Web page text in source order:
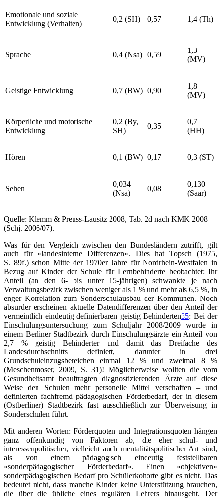
Emotionale und soziale
Entwicklung (Verhalten)
0,2 (SH) 0,57 1,4 (Th)
Sprache 0,4 (Nsa) 0,59
1,3
(MV)
Geistige Entwicklung 0,7 (BW) 0,90
1,8
(MV)
Körperliche und motorische
Entwicklung
0,2 (By,
SH)
0,35
0,7
(HH)
Hören 0,1 (BW) 0,17 0,3 (ST)
Sehen
0,034
(Nsa)
0,08
0,130
(Saar)
Quelle: Klemm & Preuss-Lausitz 2008, Tab. 2d nach KMK 2008
(Schj. 2006/07).
Was für den Vergleich zwischen den Bundesländern zutrifft, gilt
auch für »landesinterne Differenzen«. Dies hat Topsch (1975,
S. 89f.) schon Mitte der 1970er Jahre für Nordrhein-Westfalen in
Bezug auf Kinder der Schule für Lernbehinderte beobachtet: Ihr
Anteil (an den 6- bis unter 15-jährigen) schwankte je nach
Verwaltungsbezirk zwischen weniger als 1 % und mehr als 6,5 %, in
enger Korrelation zum Sonderschulausbau der Kommunen. Noch
absurder erscheinen aktuelle Datendifferenzen über den Anteil der
vermeintlich eindeutig definierbaren geistig Behinderten35: Bei der
Einschulungsuntersuchung zum Schuljahr 2008/2009 wurde in
einem Berliner Stadtbezirk durch Einschulungsärzte ein Anteil von
2,7 % geistig Behinderter und damit das Dreifache des
Landesdurchschnitts definiert, darunter in drei
Grundschuleinzugsbereichen einmal 12 % und zweimal 8 %
(Meschenmoser, 2009, S. 31)! Möglicherweise wollten die vom
Gesundheitsamt beauftragten diagnostizierenden Ärzte auf diese
Weise den Schulen mehr personelle Mittel verschaffen – und
definierten fachfremd pädagogischen Förderbedarf, der in diesem
(Ostberliner) Stadtbezirk fast ausschließlich zur Überweisung in
Sonderschulen führt.
Mit anderen Worten: Förderquoten und Integrationsquoten hängen
ganz offenkundig von Faktoren ab, die eher schul- und
interessenpolitischer, vielleicht auch mentalitätspolitischer Art sind,
als von einem pädagogisch eindeutig feststellbaren
»sonderpädagogischen Förderbedarf«. Einen »objektiven«
sonderpädagogischen Bedarf pro Schülerkohorte gibt es nicht. Das
bedeutet nicht, dass manche Kinder keine Unterstützung brauchen,
die über die übliche eines regulären Lehrers hinausgeht. Der